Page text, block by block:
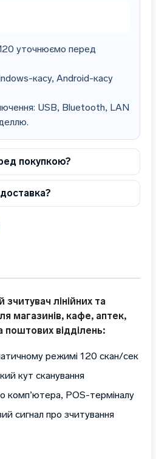
уточнюємо перед
касу, Android-касу
USB, Bluetooth, LAN
покупкою?
лінійних та
магазинів, кафе, аптек,
поштових відділень:
режимі 120 скан/сек
кут сканування
комп’ютера, POS-терміналу
сигнал про зчитування